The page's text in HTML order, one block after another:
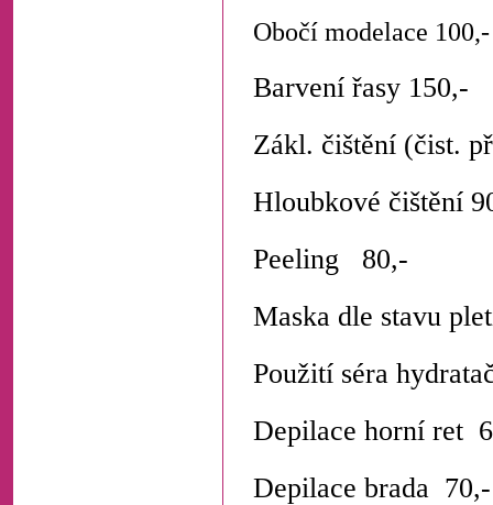
Obočí modelace
Barvení řasy 150,-
Zákl. čištění (čist.
Hloubkové čištění
Peeling 80,-
Maska dle stavu
Použití séra
Depilace horní ret
Depilace brada 70,-